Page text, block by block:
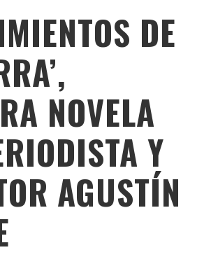
DE
NOVELA
Y
AGUSTÍN